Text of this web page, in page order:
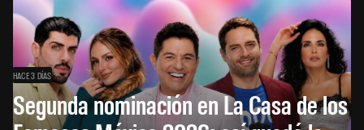
HACE 3 DÍAS
Segunda nominación en La Casa de los